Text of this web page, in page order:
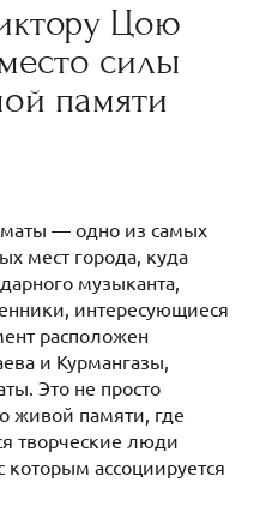
Цою
силы
памяти
— одно из самых
мест города, куда
музыканта,
интересующиеся
расположен
и Курмангазы,
Это не просто
живой памяти, где
творческие люди
которым ассоциируется